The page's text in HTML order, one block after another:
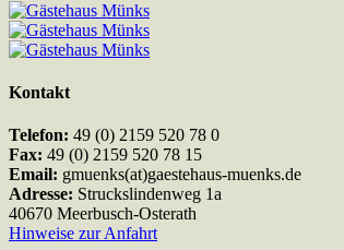
Kontakt
Telefon: 49 (0) 2159 520 78 0
Fax: 49 (0) 2159 520 78 15
Email: gmuenks(at)gaestehaus-muenks.de
Adresse: Struckslindenweg 1a
40670 Meerbusch-Osterath
Hinweise zur Anfahrt